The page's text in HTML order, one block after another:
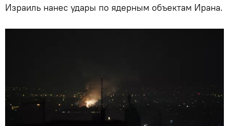
Израиль нанес удары по ядерным объектам Ирана.